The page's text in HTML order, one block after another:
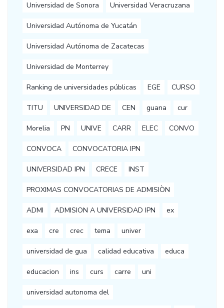
Universidad de Sonora Universidad Veracruzana
Universidad Autónoma de Yucatán
Universidad Autónoma de Zacatecas
Universidad de Monterrey
Ranking de universidades públicas EGE CURSO
TITU UNIVERSIDAD DE CEN guana cur
Morelia PN UNIVE CARR ELEC CONVO
CONVOCA CONVOCATORIA IPN
UNIVERSIDAD IPN CRECE INST
PROXIMAS CONVOCATORIAS DE ADMISIÒN
ADMI ADMISION A UNIVERSIDAD IPN ex
exa cre crec tema univer
universidad de gua calidad educativa educa
educacion ins curs carre uni
universidad autonoma del